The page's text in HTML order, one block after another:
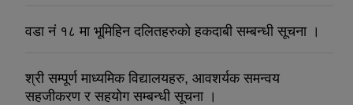
वडा नं १८ मा भूमिहिन दलितहरुको हकदाबी सम्बन्धी सूचना ।
श्री सम्पूर्ण माध्यमिक विद्यालयहरु, आवशर्यक समन्वय
सहजीकरण र सहयोग सम्बन्धी सूचना ।